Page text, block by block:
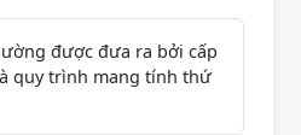
được đưa ra bởi cấp
quy trình mang tính thứ